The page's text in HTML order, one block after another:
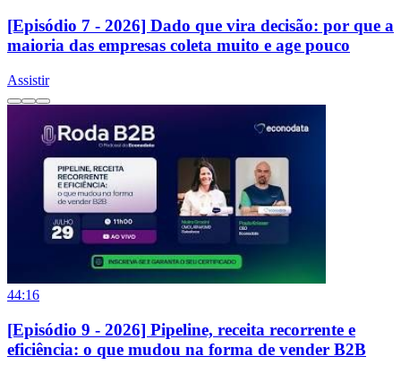
[Episódio 7 - 2026] Dado que vira decisão: por que a
maioria das empresas coleta muito e age pouco
Assistir
44:16
[Episódio 9 - 2026] Pipeline, receita recorrente e
eficiência: o que mudou na forma de vender B2B